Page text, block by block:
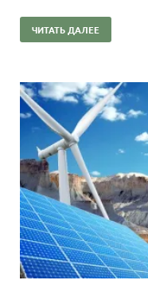
ЧИТАТЬ ДАЛЕЕ